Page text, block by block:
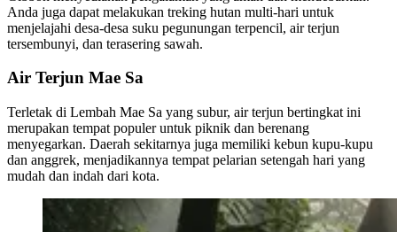
Anda juga dapat melakukan treking hutan multi-hari untuk
menjelajahi desa-desa suku pegunungan terpencil, air terjun
tersembunyi, dan terasering sawah.
Air Terjun Mae Sa
Terletak di Lembah Mae Sa yang subur, air terjun bertingkat ini
merupakan tempat populer untuk piknik dan berenang
menyegarkan. Daerah sekitarnya juga memiliki kebun kupu-kupu
dan anggrek, menjadikannya tempat pelarian setengah hari yang
mudah dan indah dari kota.